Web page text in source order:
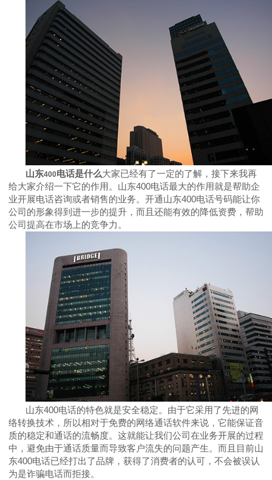
山东400电话是什么大家已经有了一定的了解，接下来我再
给大家介绍一下它的作用。山东400电话最大的作用就是帮助企
业开展电话咨询或者销售的业务。开通山东400电话号码能让你
公司的形象得到进一步的提升，而且还能有效的降低资费，帮助
公司提高在市场上的竞争力。
山东400电话的特色就是安全稳定。由于它采用了先进的网
络转换技术，所以相对于免费的网络通话软件来说，它能保证音
质的稳定和通话的流畅度。这就能让我们公司在业务开展的过程
中，避免由于通话质量而导致客户流失的问题产生。而且目前山
东400电话已经打出了品牌，获得了消费者的认可，不会被误认
为是诈骗电话而拒接。